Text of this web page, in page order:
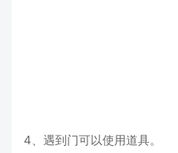
4、遇到门可以使用道具。